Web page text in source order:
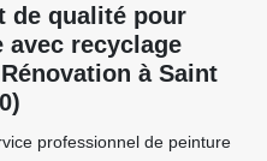
de qualité pour
avec recyclage
à Saint
professionnel de peinture